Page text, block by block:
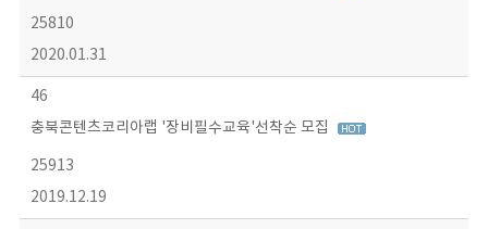
25810
2020.01.31
46
충북콘텐츠코리아랩 '장비필수교육'선착순 모집
25913
2019.12.19